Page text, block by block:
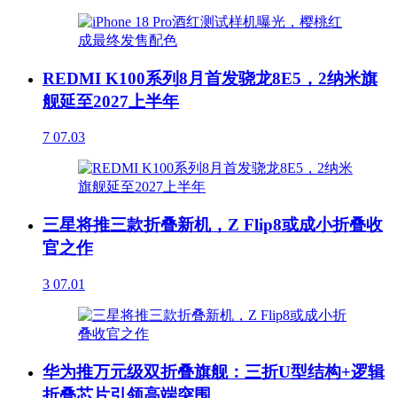
REDMI K100系列8月首发骁龙8E5，2纳米旗
舰延至2027上半年
7 07.03
三星将推三款折叠新机，Z Flip8或成小折叠收
官之作
3 07.01
华为推万元级双折叠旗舰：三折U型结构+逻辑